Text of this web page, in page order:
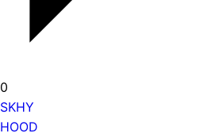
0
SKHY
HOOD